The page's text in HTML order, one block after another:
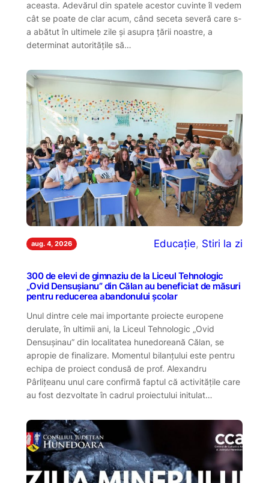
aceasta. Adevărul din spatele acestor cuvinte îl vedem
cât se poate de clar acum, când seceta severă care s-
a abătut în ultimele zile și asupra țării noastre, a
determinat autoritățile să…
aug. 4, 2026 Educație, Stiri la zi
300 de elevi de gimnaziu de la Liceul Tehnologic
„Ovid Densușianu” din Călan au beneficiat de măsuri
pentru reducerea abandonului școlar
Unul dintre cele mai importante proiecte europene
derulate, în ultimii ani, la Liceul Tehnologic „Ovid
Densușinau” din localitatea hunedoreană Călan, se
apropie de finalizare. Momentul bilanțului este pentru
echipa de proiect condusă de prof. Alexandru
Pârlițeanu unul care confirmă faptul că activitățile care
au fost dezvoltate în cadrul proiectului initulat…